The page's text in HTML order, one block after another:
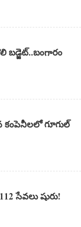
గూగుల్‌
సేవలు షురు!